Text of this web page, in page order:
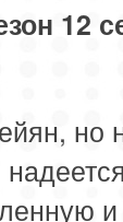
серия
серия
12
но
и